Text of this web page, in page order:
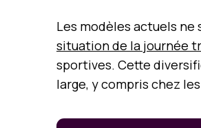
Les modèles actuels ne
situation de la journée
sportives. Cette
large, y compris chez